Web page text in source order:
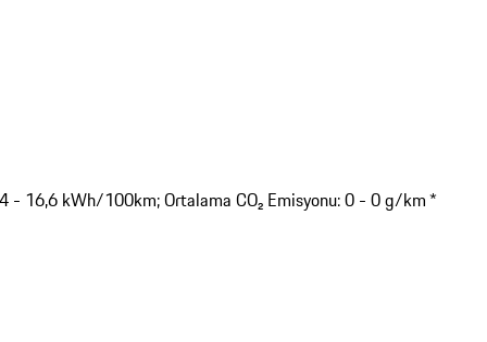
- 16,6 kWh/100km; Ortalama CO₂ Emisyonu: 0 - 0 g/km *